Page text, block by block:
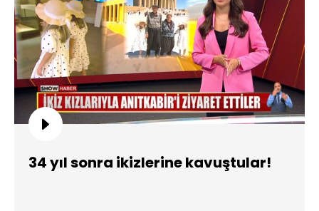
34 yıl sonra ikizlerine kavuştular!